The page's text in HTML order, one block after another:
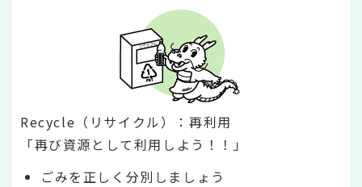
Recycle（リサイクル）：再利用
「再び資源として利用しよう！！」
ごみを正しく分別しましょう